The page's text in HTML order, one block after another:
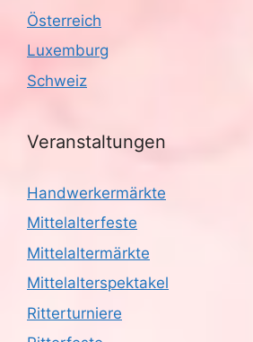
Österreich
Luxemburg
Schweiz
Veranstaltungen
Handwerkermärkte
Mittelalterfeste
Mittelaltermärkte
Mittelalterspektakel
Ritterturniere